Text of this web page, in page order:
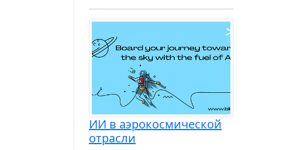
ИИ в аэрокосмической
отрасли